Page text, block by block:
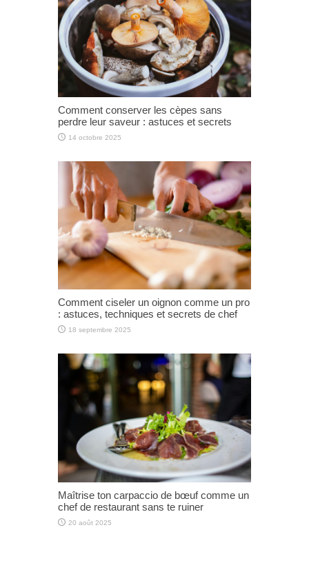
Comment conserver les cèpes sans
perdre leur saveur : astuces et secrets
14 octobre 2025
Comment ciseler un oignon comme un pro
: astuces, techniques et secrets de chef
18 septembre 2025
Maîtrise ton carpaccio de bœuf comme un
chef de restaurant sans te ruiner
20 août 2025